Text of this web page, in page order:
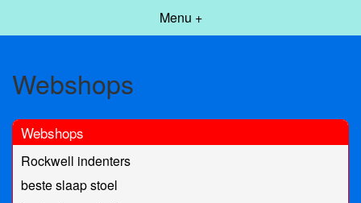
Menu +
Webshops
Webshops
Rockwell indenters
beste slaap stoel